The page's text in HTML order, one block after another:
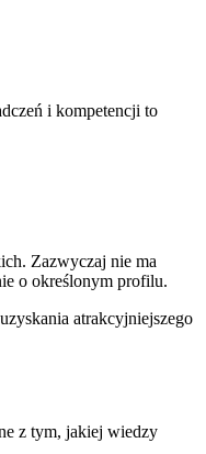
i kompetencji to
Zazwyczaj nie ma
o określonym profilu.
atrakcyjniejszego
z tym, jakiej wiedzy